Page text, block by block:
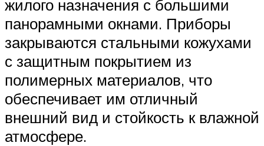
жилого назначения с большими
панорамными окнами. Приборы
закрываются стальными кожухами
с защитным покрытием из
полимерных материалов, что
обеспечивает им отличный
внешний вид и стойкость к влажной
атмосфере.